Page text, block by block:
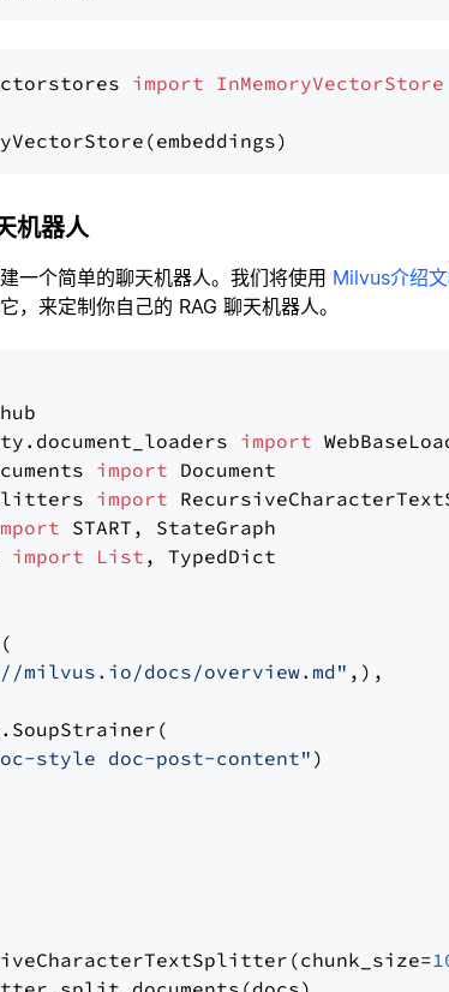
import InMemoryVectorStore
机器人
一个简单的聊天机器人。我们将使用 Milvus介绍
，来定制你自己的 RAG 聊天机器人。
import
import
import
import List , TypedDict
milvus.io/docs/overview.md" ,),
style doc-post-content")